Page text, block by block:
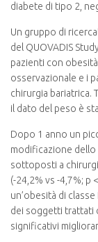
diabete di tipo 2,
Un gruppo di
del QUOVADIS
pazienti con
osservazionale e i
chirurgia bariatrica.
il dato del peso è
Dopo 1 anno un
modificazione dello
sottoposti a
(-24,2% vs -4,7%;
un’obesità di
dei soggetti trattati
significativi